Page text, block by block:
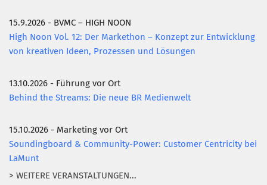
15.9.2026 - BVMC – HIGH NOON
High Noon Vol. 12: Der Markethon – Konzept zur Entwicklung
von kreativen Ideen, Prozessen und Lösungen
13.10.2026 - Führung vor Ort
Behind the Streams: Die neue BR Medienwelt
15.10.2026 - Marketing vor Ort
Soundingboard & Community-Power: Customer Centricity bei
LaMunt
> WEITERE VERANSTALTUNGEN...